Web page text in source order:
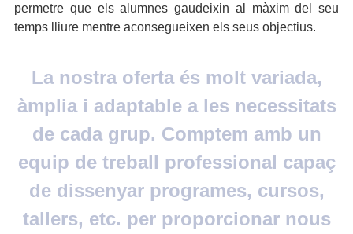
permetre que els alumnes gaudeixin al màxim del seu
temps lliure mentre aconsegueixen els seus objectius.
La nostra oferta és molt variada,
àmplia i adaptable a les necessitats
de cada grup. Comptem amb un
equip de treball professional capaç
de dissenyar programes, cursos,
tallers, etc. per proporcionar nous